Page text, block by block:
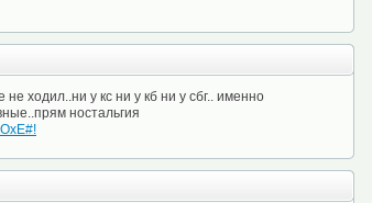
ходил..ни у кс ни у кб ни у сбг.. именно
ностальгия